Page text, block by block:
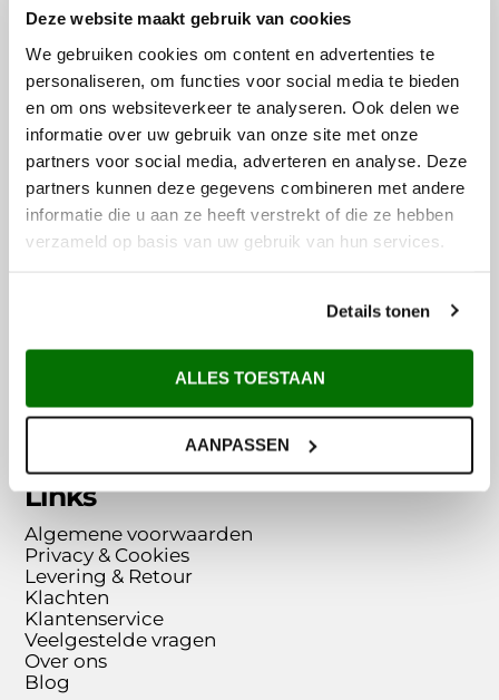
Deze website maakt gebruik van cookies
We gebruiken cookies om content en advertenties te
personaliseren, om functies voor social media te bieden
en om ons websiteverkeer te analyseren. Ook delen we
informatie over uw gebruik van onze site met onze
partners voor social media, adverteren en analyse. Deze
partners kunnen deze gegevens combineren met andere
informatie die u aan ze heeft verstrekt of die ze hebben
verzameld op basis van uw gebruik van hun services.
Details tonen
ALLES TOESTAAN
AANPASSEN
Haarbos 10
3953 HA – Maarsbergen
0343 – 745260
verkoop@metem-zetwerk.nl
Online bestelformulier
Links
Algemene voorwaarden
Privacy & Cookies
Levering & Retour
Klachten
Klantenservice
Veelgestelde vragen
Over ons
Blog